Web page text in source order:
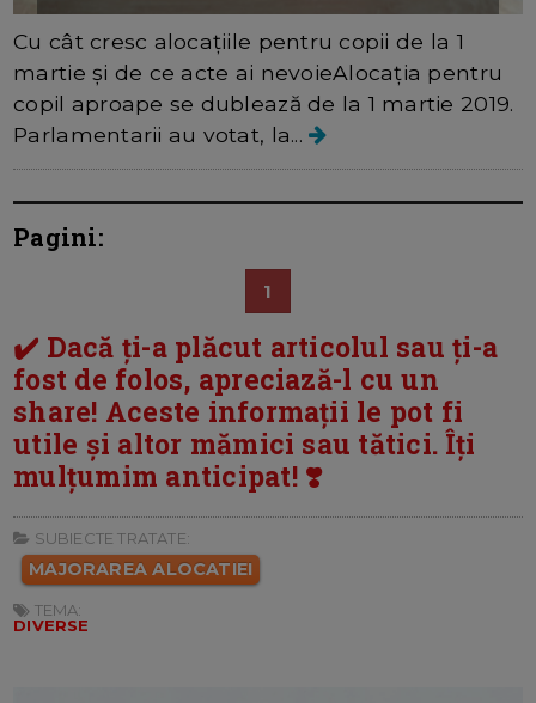
Cu cât cresc alocațiile pentru copii de la 1
martie și de ce acte ai nevoieAlocația pentru
copil aproape se dublează de la 1 martie 2019.
Parlamentarii au votat, la...
Pagini:
1
✔️ Dacă ți-a plăcut articolul sau ți-a
fost de folos, apreciază-l cu un
share! Aceste informații le pot fi
utile și altor mămici sau tătici. Îți
mulțumim anticipat! ❣️
SUBIECTE TRATATE:
MAJORAREA ALOCATIEI
TEMA:
DIVERSE